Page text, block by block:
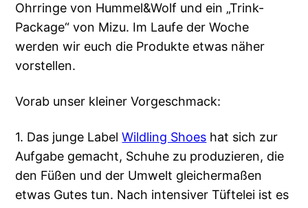
Ohrringe von Hummel&Wolf und ein „Trink-
Package“ von Mizu. Im Laufe der Woche
werden wir euch die Produkte etwas näher
vorstellen.
Vorab unser kleiner Vorgeschmack:
1. Das junge LabelWildling Shoes hat sich zur
Aufgabe gemacht, Schuhe zu produzieren, die
den Füßen und der Umwelt gleichermaßen
etwas Gutes tun. Nach intensiver Tüftelei ist es